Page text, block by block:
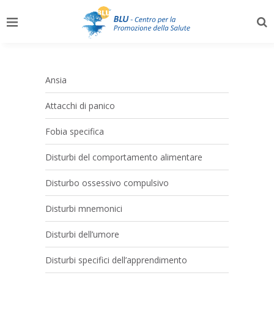
Ansia
Attacchi di panico
Fobia specifica
Disturbi del comportamento alimentare
Disturbo ossessivo compulsivo
Disturbi mnemonici
Disturbi dell’umore
Disturbi specifici dell’apprendimento